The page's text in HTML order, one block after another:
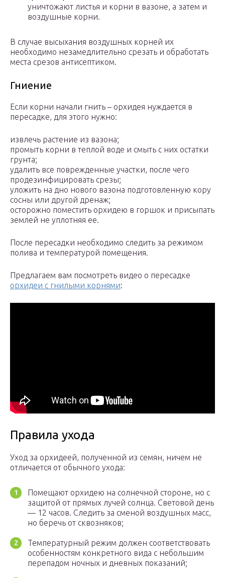
уничтожают листья и корни в вазоне, а затем и
воздушные корни.
В случае высыхания воздушных корней их
необходимо незамедлительно срезать и обработать
места срезов антисептиком.
Гниение
Если корни начали гнить – орхидея нуждается в
пересадке, для этого нужно:
извлечь растение из вазона;
промыть корни в теплой воде и смыть с них остатки
грунта;
удалить все поврежденные участки, после чего
продезинфицировать срезы;
уложить на дно нового вазона подготовленную кору
сосны или другой дренаж;
осторожно поместить орхидею в горшок и присыпать
землей не уплотняя ее.
После пересадки необходимо следить за режимом
полива и температурой помещения.
Предлагаем вам посмотреть видео о пересадке
орхидеи с гнилыми корнями:
Правила ухода
Уход за орхидеей, полученной из семян, ничем не
отличается от обычного ухода:
Помещают орхидею на солнечной стороне, но с
защитой от прямых лучей солнца. Световой день
— 12 часов. Следить за сменой воздушных масс,
но беречь от сквозняков;
Температурный режим должен соответствовать
особенностям конкретного вида с небольшим
перепадом ночных и дневных показаний;